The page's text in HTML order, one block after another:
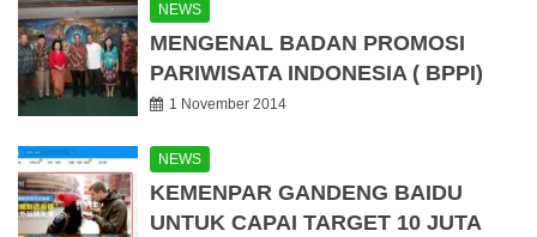
NEWS
MENGENAL BADAN PROMOSI
PARIWISATA INDONESIA ( BPPI)
1 November 2014
NEWS
KEMENPAR GANDENG BAIDU
UNTUK CAPAI TARGET 10 JUTA